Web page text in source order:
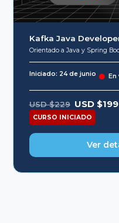
Kafka Java
Orientado a Java y Spring
Iniciado: 24 de junio En
USD $229 Original
price
USD
$229.
USD $199
CURSO INICIADO
Ver